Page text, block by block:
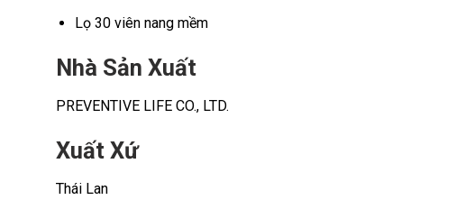
Lọ 30 viên nang mềm
Nhà Sản Xuất
PREVENTIVE LIFE CO., LTD.
Xuất Xứ
Thái Lan